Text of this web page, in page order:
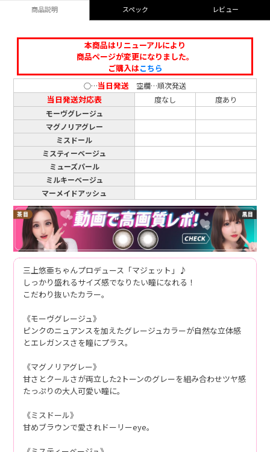
商品説明 スペック レビュー
本商品はリニューアルにより
商品ページが変更になりました。
ご購入はこちら
○…当日発送 空欄…順次発送
当日発送対応表 度なし
度あり
モーヴグレージュ
マグノリアグレー
ミスドール
ミスティーベージュ
ミューズパール
ミルキーベージュ
マーメイドアッシュ
三上悠亜ちゃんプロデュース「マジェット」♪
しっかり盛れるサイズ感でなりたい瞳になれる！
こだわり抜いたカラー。
《モーヴグレージュ》
ピンクのニュアンスを加えたグレージュカラーが自然な立体感
とエレガンスさを瞳にプラス。
《マグノリアグレー》
甘さとクールさが両立した2トーンのグレーを組み合わせツヤ感
たっぷりの大人可愛い瞳に。
《ミスドール》
甘めブラウンで愛されドーリーeye。